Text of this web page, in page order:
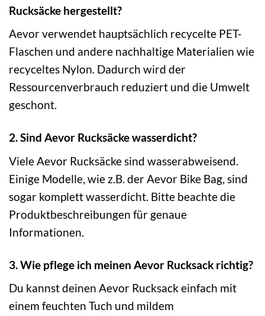
Rucksäcke hergestellt?
Aevor verwendet hauptsächlich recycelte PET-
Flaschen und andere nachhaltige Materialien wie
recyceltes Nylon. Dadurch wird der
Ressourcenverbrauch reduziert und die Umwelt
geschont.
2. Sind Aevor Rucksäcke wasserdicht?
Viele Aevor Rucksäcke sind wasserabweisend.
Einige Modelle, wie z.B. der Aevor Bike Bag, sind
sogar komplett wasserdicht. Bitte beachte die
Produktbeschreibungen für genaue
Informationen.
3. Wie pflege ich meinen Aevor Rucksack richtig?
Du kannst deinen Aevor Rucksack einfach mit
einem feuchten Tuch und mildem